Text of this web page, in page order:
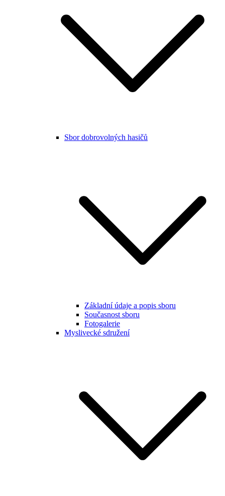
Sbor dobrovolných hasičů
Základní údaje a popis sboru
Současnost sboru
Fotogalerie
Myslivecké sdružení